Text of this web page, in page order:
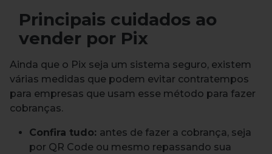
Principais cuidados ao
vender por Pix
Ainda que o Pix seja um sistema seguro, existem
várias medidas que podem evitar contratempos
para empresas que usam esse método para fazer
cobranças.
Confira tudo: antes de fazer a cobrança, seja
por QR Code ou mesmo repassando sua